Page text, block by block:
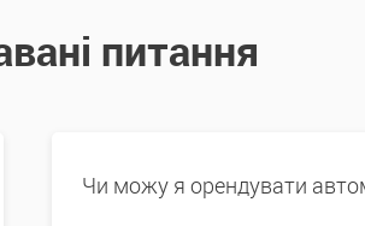
питання
Чи можу я орендувати